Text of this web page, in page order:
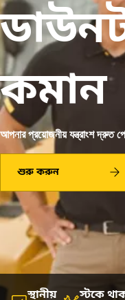
কমান
আপনার প্রয়োজনীয় যন্ত্রাংশ দ্রুত
শুরু করুন
স্থানীয়
স্টকে